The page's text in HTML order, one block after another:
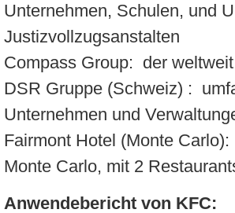
Unternehmen, Schulen, und
Justizvollzugsanstalten
Compass Group: der
DSR Gruppe (Schweiz) :
Unternehmen und
Fairmont Hotel (Monte
Monte Carlo, mit 2
Anwendebericht von KFC: